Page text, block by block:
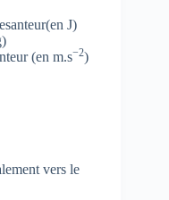
J)
(en m.s−2)
vers le